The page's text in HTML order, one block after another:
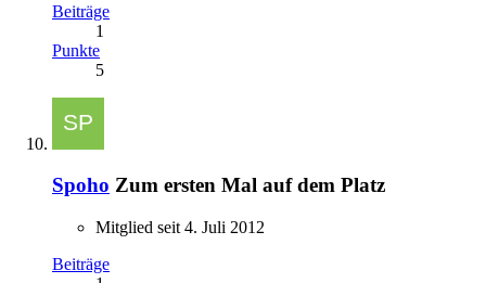
Beiträge
1
Punkte
5
Spoho Zum ersten Mal auf dem Platz
Mitglied seit 4. Juli 2012
Beiträge